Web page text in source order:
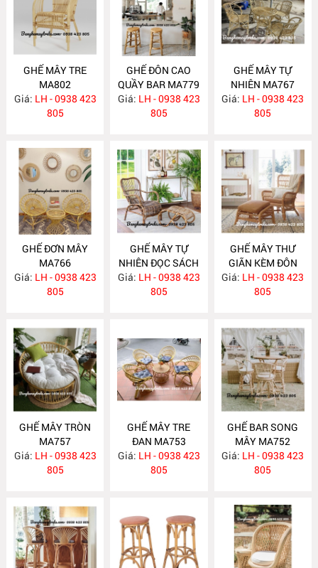
GHẾ MÂY TRE
MA802
Giá: LH - 0938 423
805
GHẾ ĐÔN CAO
QUẦY BAR MA779
Giá: LH - 0938 423
805
GHẾ MÂY TỰ
NHIÊN MA767
Giá: LH - 0938 423
805
GHẾ ĐƠN MÂY
MA766
Giá: LH - 0938 423
805
GHẾ MÂY TỰ
NHIÊN ĐỌC SÁCH
KÈM ĐÔN GÁC
CHÂN MA759
Giá: LH - 0938 423
805
GHẾ MÂY THƯ
GIÃN KÈM ĐÔN
GÁC CHÂN MA758
Giá: LH - 0938 423
805
GHẾ MÂY TRÒN
MA757
Giá: LH - 0938 423
805
GHẾ MÂY TRE
ĐAN MA753
Giá: LH - 0938 423
805
GHẾ BAR SONG
MÂY MA752
Giá: LH - 0938 423
805